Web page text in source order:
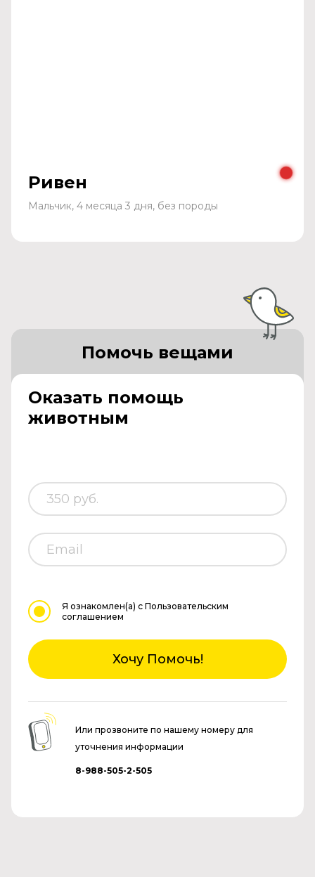
Ривен
Мальчик, 4 месяца 3 дня, без породы
Оказать помощь
животным
Помочь вещами
Я ознакомлен(а) с Пользовательским
соглашением
Хочу Помочь!
Или прозвоните по нашему номеру для
уточнения информации
8-988-505-2-505